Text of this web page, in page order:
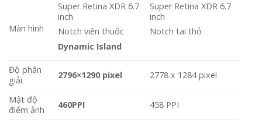
Màn hình
Super Retina XDR 6.7
inch
Notch viên thuốc
Dynamic Island
Super Retina XDR 6.7
inch
Notch tai thỏ
Độ phân
giải
2796×1290 pixel 2778 x 1284 pixel
Mật độ
điểm ảnh
460PPI 458 PPI